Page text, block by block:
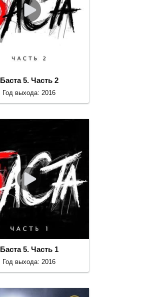
Баста 5. Часть 2
Год выхода: 2016
Баста 5. Часть 1
Год выхода: 2016